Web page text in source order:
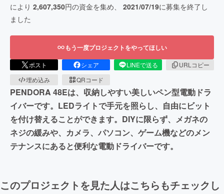
により 2,607,350円の資金を集め、 2021/07/19に募集を終了し
ました
もう一度プロジェクトをやってほしい
ポスト シェア LINEで送る
URLコピー
埋め込み
QRコード
PENDORA 48Eは、収納しやすい美しいペン型電動ドラ
イバーです。LEDライトで手元を照らし、自由にビット
を付け替えることができます。DIYに限らず、メガネの
ネジの緩みや、カメラ、パソコン、ゲーム機などのメン
テナンスにあると便利な電動ドライバーです。
このプロジェクトを見た人はこちらもチェックし